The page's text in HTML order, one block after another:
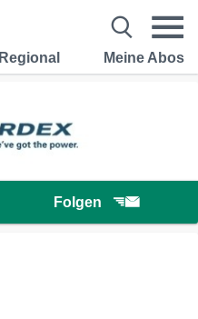
Regional Meine Abos
Folgen